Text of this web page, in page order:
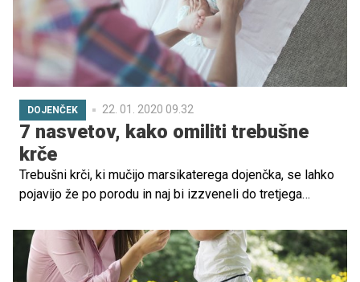
DOJENČEK 22. 01. 2020 09.32
7 nasvetov, kako omiliti trebušne
krče
Trebušni krči, ki mučijo marsikaterega dojenčka, se lahko
pojavijo že po porodu in naj bi izzveneli do tretjega
običajno pojavi v večernih urah, zvijajo, napenjajo in imajo
vetrove. Kako jim pomagati?